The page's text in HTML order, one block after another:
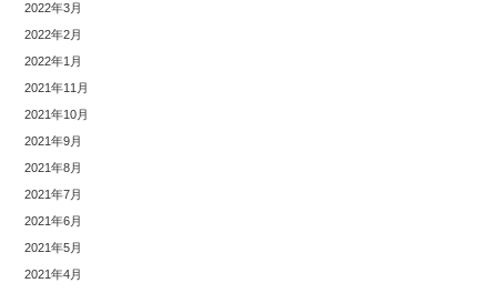
2022年3月
2022年2月
2022年1月
2021年11月
2021年10月
2021年9月
2021年8月
2021年7月
2021年6月
2021年5月
2021年4月